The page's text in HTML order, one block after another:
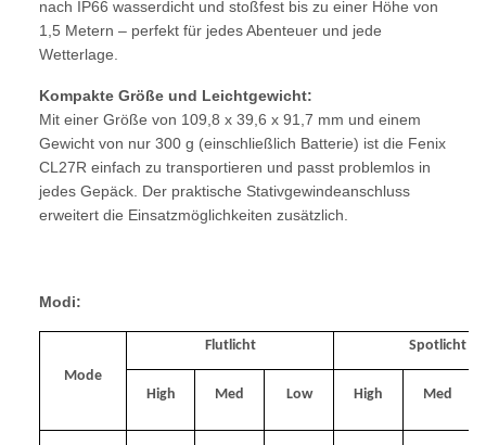
nach IP66 wasserdicht und stoßfest bis zu einer Höhe von
1,5 Metern – perfekt für jedes Abenteuer und jede
Wetterlage.
Kompakte Größe und Leichtgewicht:
Mit einer Größe von 109,8 x 39,6 x 91,7 mm und einem
Gewicht von nur 300 g (einschließlich Batterie) ist die Fenix
CL27R einfach zu transportieren und passt problemlos in
jedes Gepäck. Der praktische Stativgewindeanschluss
erweitert die Einsatzmöglichkeiten zusätzlich.
Modi:
Mode
Flutlicht Spotlicht
High Med Low High Med